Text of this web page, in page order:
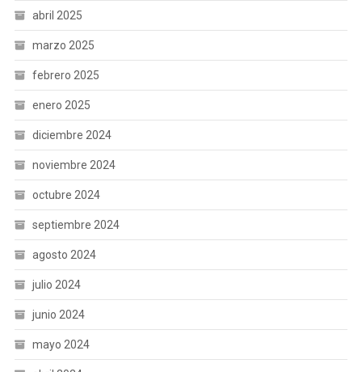
abril 2025
marzo 2025
febrero 2025
enero 2025
diciembre 2024
noviembre 2024
octubre 2024
septiembre 2024
agosto 2024
julio 2024
junio 2024
mayo 2024